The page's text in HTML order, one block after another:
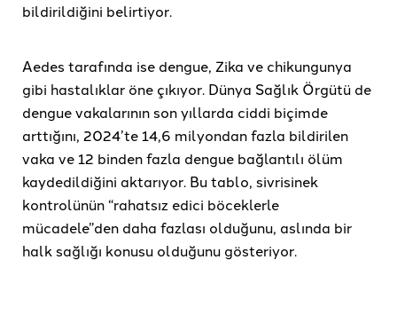
bildirildiğini belirtiyor.
Aedes tarafında ise dengue, Zika ve chikungunya
gibi hastalıklar öne çıkıyor. Dünya Sağlık Örgütü de
dengue vakalarının son yıllarda ciddi biçimde
arttığını, 2024’te 14,6 milyondan fazla bildirilen
vaka ve 12 binden fazla dengue bağlantılı ölüm
kaydedildiğini aktarıyor. Bu tablo, sivrisinek
kontrolünün “rahatsız edici böceklerle
mücadele”den daha fazlası olduğunu, aslında bir
halk sağlığı konusu olduğunu gösteriyor.